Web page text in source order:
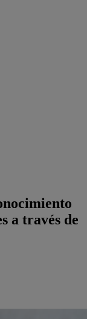
a través de